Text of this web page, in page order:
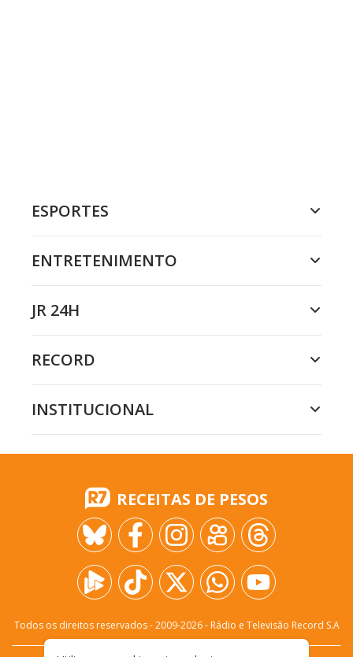
ESPORTES
ENTRETENIMENTO
JR 24H
RECORD
INSTITUCIONAL
RECEITAS DE PESOS
Todos os direitos reservados - 2009-2026- Rádio e Televisão Record S.A